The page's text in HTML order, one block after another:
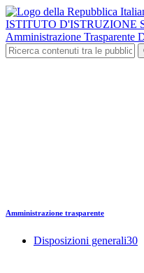
ISTITUTO D'ISTRUZIONE
Amministrazione Trasparente
Amministrazione trasparente
Disposizioni generali30